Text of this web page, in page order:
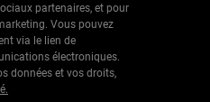
partenaires, et pour
Vous pouvez
via le lien de
électroniques.
données et vos droits,